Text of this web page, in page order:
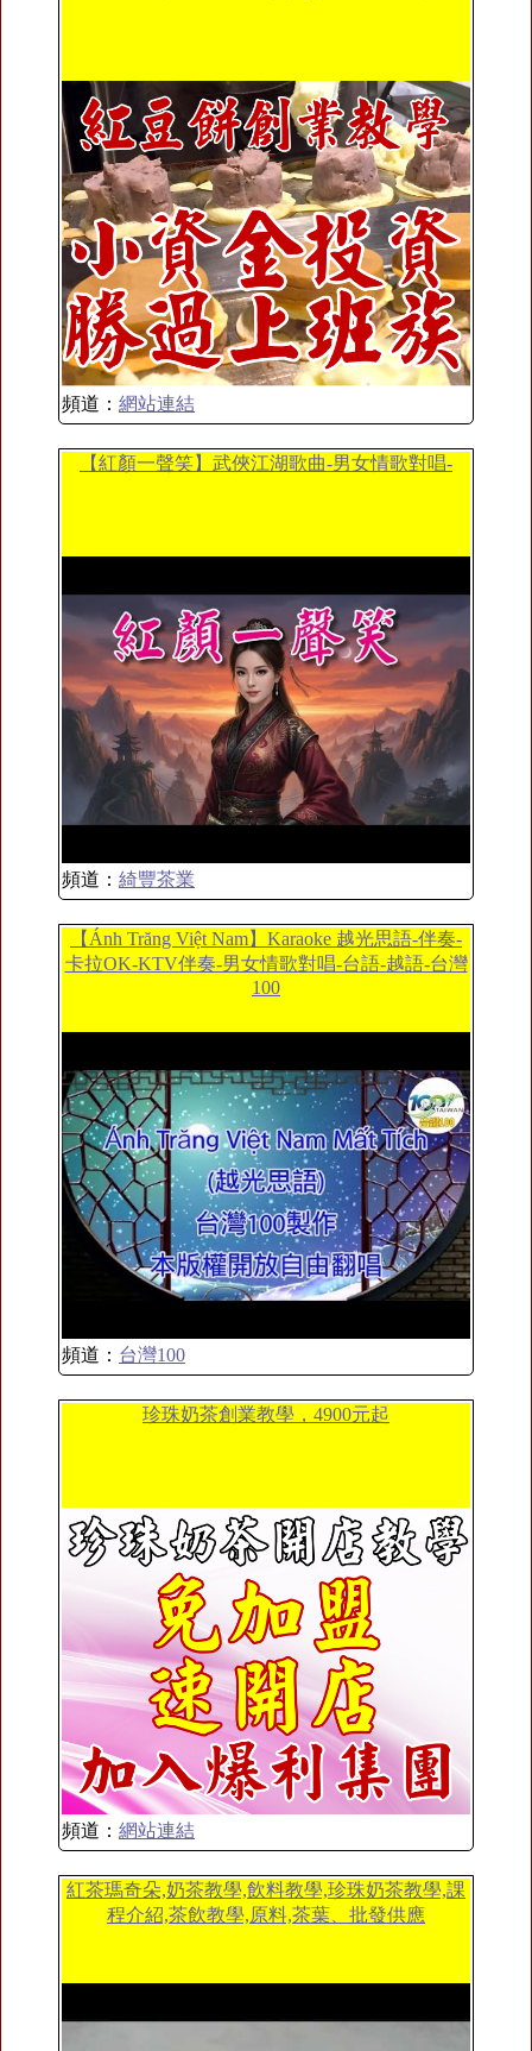
頻道： 網站連結
【紅顏一聲笑】武俠江湖歌曲-男女情歌對唱-
頻道： 綺豐茶業
【Ánh Trăng Việt Nam】Karaoke 越光思語-伴奏-
卡拉OK-KTV伴奏-男女情歌對唱-台語-越語-台灣
100
頻道： 台灣100
珍珠奶茶創業教學，4900元起
頻道： 網站連結
紅茶瑪奇朵,奶茶教學,飲料教學,珍珠奶茶教學,課
程介紹,茶飲教學,原料,茶葉、批發供應